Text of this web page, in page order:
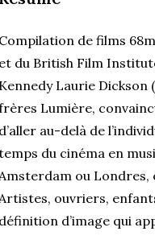
Compilation de films
et du British Film
Kennedy Laurie
Lumière,
d’aller au-delà de
du cinéma en
Amsterdam ou Londres,
Artistes, ouvriers,
définition d’image qui